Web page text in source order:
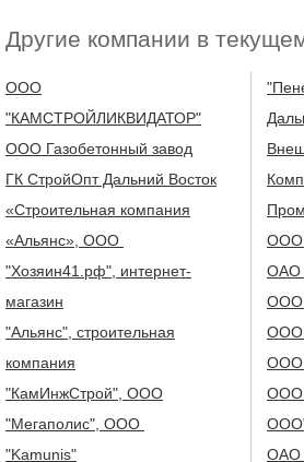
Другие компании в
ООО
"КАМСТРОЙЛИКВИДАТОР"
ООО Газобетонный завод
ГК СтройОпт Дальний Восток
«Строительная компания
«Альянс», ООО
"Хозяин41.рф", интернет-
магазин
"Альянс", строительная
компания
"КамИнжСтрой", ООО
"Мегаполис", ООО
"Kamunis"
ООО
ОАО
ООО
ООО
ООО
ООО
ОАО